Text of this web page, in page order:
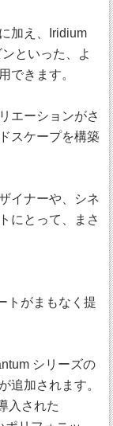
加え、Iridium
といった、よ
できます。
エーションがさ
スケープを構築
イナーや、シネ
にとって、まさ
トがまもなく提
シリーズの
追加されます。
入された